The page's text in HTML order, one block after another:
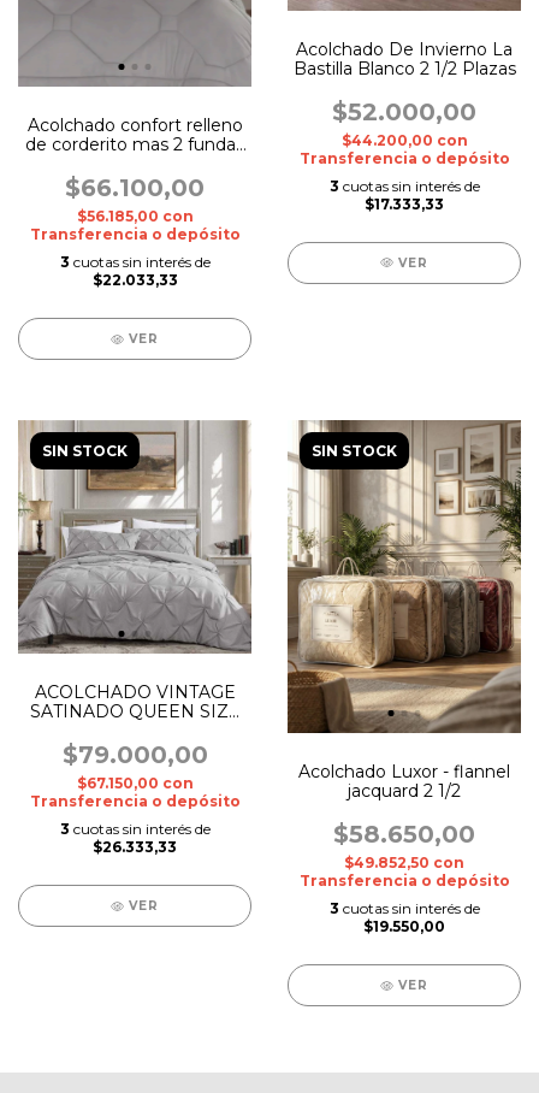
Acolchado confort relleno
de corderito mas 2 fundas
$66.100,00
$56.185,00 con
Transferencia o depósito
3 cuotas sin interés de
$22.033,33
VER
Acolchado De Invierno La
Bastilla Blanco 2 1/2 Plazas
$52.000,00
$44.200,00 con
Transferencia o depósito
3 cuotas sin interés de
$17.333,33
VER
SIN STOCK
ACOLCHADO VINTAGE
SATINADO QUEEN SIZE
ALMOHADA
$79.000,00
$67.150,00 con
Transferencia o depósito
3 cuotas sin interés de
$26.333,33
VER
SIN STOCK
Acolchado Luxor - flannel
jacquard 2 1/2
$58.650,00
$49.852,50 con
Transferencia o depósito
3 cuotas sin interés de
$19.550,00
VER